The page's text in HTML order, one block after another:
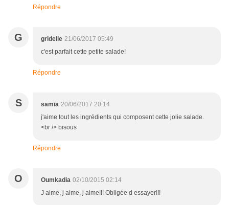
Répondre
G gridelle 21/06/2017 05:49
c'est parfait cette petite salade!
Répondre
S samia 20/06/2017 20:14
j'aime tout les ingrédients qui composent cette jolie salade.
<br /> bisous
Répondre
O Oumkadia 02/10/2015 02:14
J aime, j aime, j aime!!! Obligée d essayer!!!